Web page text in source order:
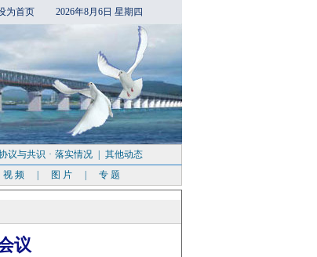
为首页 2026年8月6日 星期四
议与共识 · 落实情况
其他动态
视 频 图 片 专 题
议